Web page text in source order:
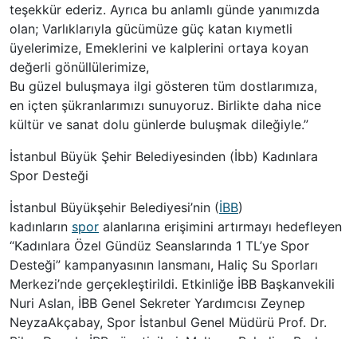
teşekkür ederiz. Ayrıca bu anlamlı günde yanımızda
olan; Varlıklarıyla gücümüze güç katan kıymetli
üyelerimize, Emeklerini ve kalplerini ortaya koyan
değerli gönüllülerimize,
Bu güzel buluşmaya ilgi gösteren tüm dostlarımıza,
en içten şükranlarımızı sunuyoruz. Birlikte daha nice
kültür ve sanat dolu günlerde buluşmak dileğiyle.”
İstanbul Büyük Şehir Belediyesinden (İbb) Kadınlara
Spor Desteği
İstanbul Büyükşehir Belediyesi’nin (İBB)
kadınların spor alanlarına erişimini artırmayı hedefleyen
“Kadınlara Özel Gündüz Seanslarında 1 TL’ye Spor
Desteği” kampanyasının lansmanı, Haliç Su Sporları
Merkezi’nde gerçekleştirildi. Etkinliğe İBB Başkanvekili
Nuri Aslan, İBB Genel Sekreter Yardımcısı Zeynep
NeyzaAkçabay, Spor İstanbul Genel Müdürü Prof. Dr.